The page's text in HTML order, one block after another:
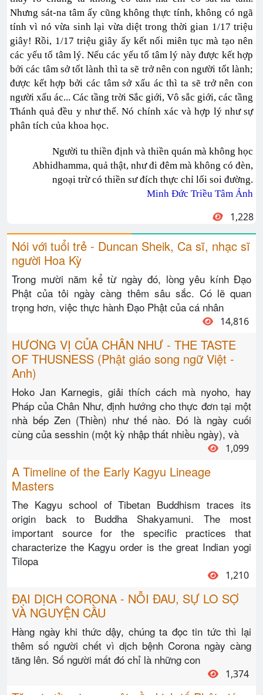
Nhưng sát-na tâm ấy cũng không thực tính, không có ngã
tính vì nó vừa sinh lại vừa diệt trong thời gian 1/17 triệu
giây! Rồi, 1/17 triệu giây ấy kết nối miên tục mà tạo nên
các yếu tố tâm lý. Nếu các yếu tố tâm lý này được kết hợp
bởi các tâm sở tốt lành thì ta sẽ trở nên con người tốt lành;
được kết hợp bởi các tâm sở xấu ác thì ta sẽ trở nên con
người xấu ác... Các tầng trời Sắc giới, Vô sắc giới, các tầng
Thánh quả đều y như thế. Nó chính xác và hợp lý như sự
phân tích của khoa học.
Người tu thiền định và thiền quán mà không học
Abhidhamma, quả thật, như đi đêm mà không có đèn,
ngoại trừ có thiền sư đích thực chỉ lối soi đường.
Minh Đức Triều Tâm Ảnh
1,228
Nói với tuổi trẻ - Duncan Sheik, Ca sĩ, nhạc sĩ
người Hoa Kỳ
Trong mười năm kể từ ngày đó, lòng yêu kính Đạo
Phật của tôi ngày càng thêm sâu sắc. Có lẽ quan
trọng hơn, việc thực hành Đạo Phật của cá nhân
14,816
HƯƠNG VỊ CỦA CHÂN NHƯ - THE TASTE
OF THUSNESS (Phật giáo song ngữ Việt -
Anh)
Hoko Jan Karnegis, giải thích cách mà nyoho, hay
Pháp của Chân Như, định hướng cho thực đơn tại một
nhà bếp Zen (Thiền) như thế nào. Đó là ngày cuối
cùng của sesshin (một kỳ nhập thất nhiều ngày), và
1,099
A Timeline of the Early Kagyu Lineage
Masters
The Kagyu school of Tibetan Buddhism traces its
origin back to Buddha Shakyamuni. The most
important source for the specific practices that
characterize the Kagyu order is the great Indian yogi
Tilopa
1,210
ĐẠI DỊCH CORONA - NỖI ĐAU, SỰ LO SỢ
VÀ NGUYỆN CẦU
Hàng ngày khi thức dậy, chúng ta đọc tin tức thì lại
thêm số người chết vì dịch bệnh Corona ngày càng
tăng lên. Số người mất đó chỉ là những con
1,374